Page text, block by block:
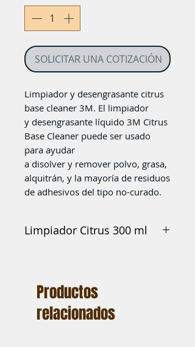
SOLICITAR UNA COTIZACIÓN
Limpiador y desengrasante citrus
base cleaner 3M. El limpiador
y desengrasante líquido 3M Citrus
Base Cleaner puede ser usado
para ayudar
a disolver y remover polvo, grasa,
alquitrán, y la mayoría de residuos
de adhesivos del tipo no-curado.
Limpiador Citrus 300 ml
Productos
relacionados